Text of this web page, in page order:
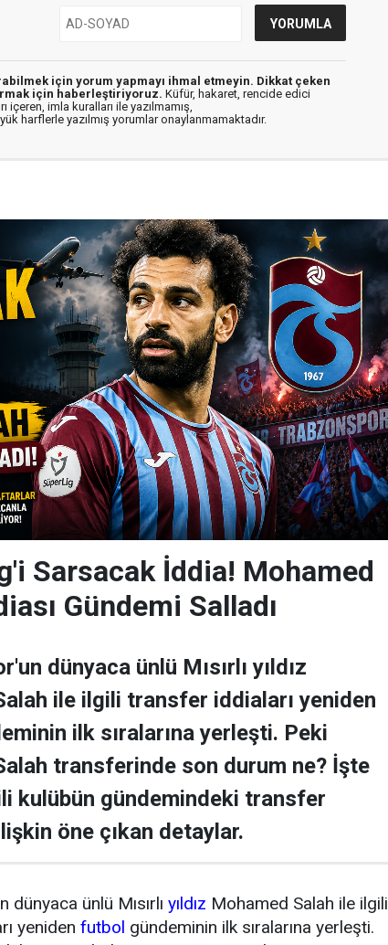
için yorum yapmayı ihmal etmeyin. Dikkat çeken
için haberleştiriyoruz. Küfür, hakaret, rencide edici
içeren, imla kuralları ile yazılmamış,
harflerle yazılmış yorumlar onaylanmamaktadır.
Sarsacak İddia! Mohamed
Gündemi Salladı
dünyaca ünlü Mısırlı yıldız
ile ilgili transfer iddiaları yeniden
ilk sıralarına yerleşti. Peki
transferinde son durum ne? İşte
kulübün gündemindeki transfer
öne çıkan detaylar.
dünyaca ünlü Mısırlı yıldız Mohamed Salah ile ilgili
yeniden futbol gündeminin ilk sıralarına yerleşti.